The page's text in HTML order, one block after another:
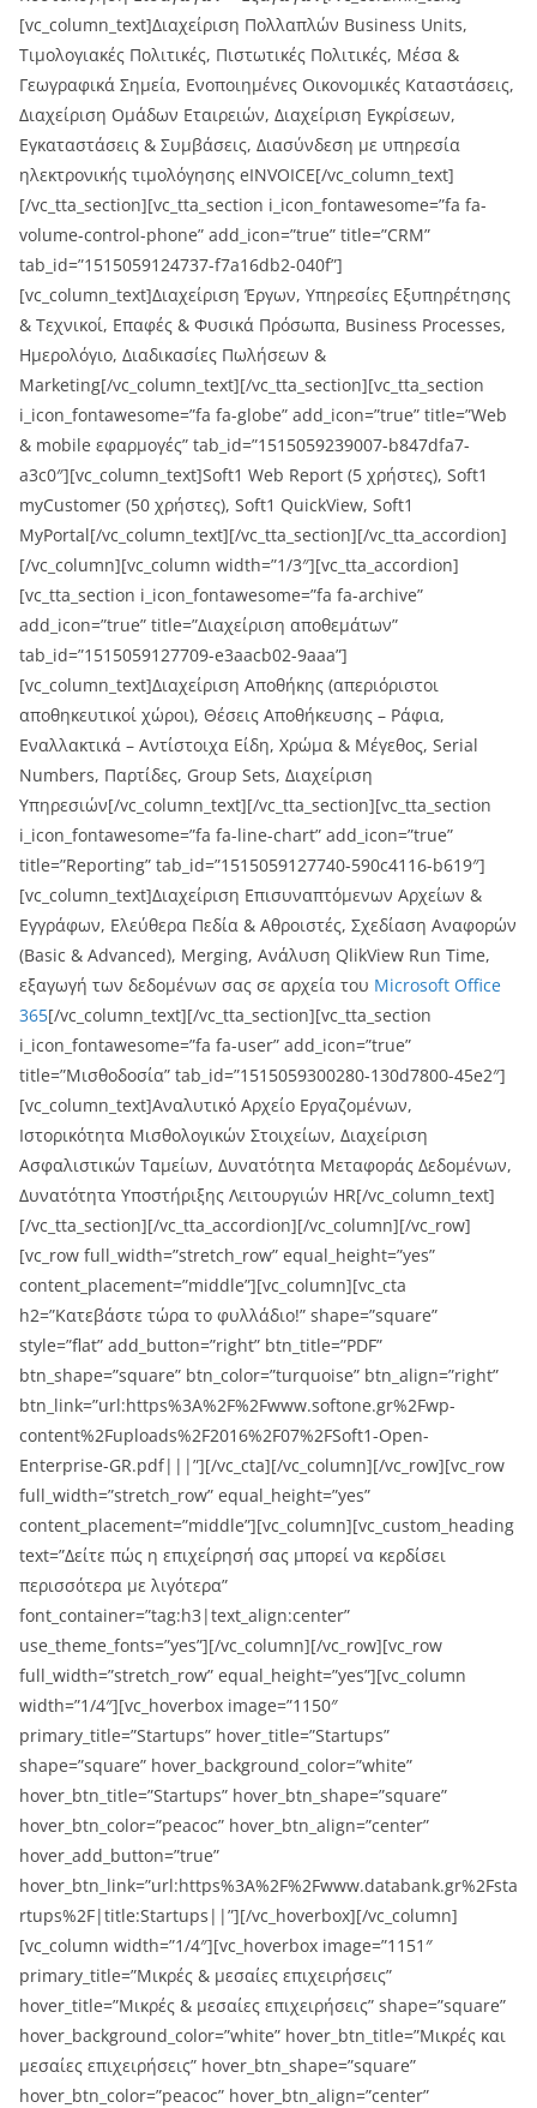
[vc_column_text]Διαχείριση Πολλαπλών Business Units,
Τιμολογιακές Πολιτικές, Πιστωτικές Πολιτικές, Μέσα &
Γεωγραφικά Σημεία, Ενοποιημένες Οικονομικές Καταστάσεις,
Διαχείριση Ομάδων Εταιρειών, Διαχείριση Εγκρίσεων,
Εγκαταστάσεις & Συμβάσεις, Διασύνδεση με υπηρεσία
ηλεκτρονικής τιμολόγησης eINVOICE[/vc_column_text]
[/vc_tta_section][vc_tta_section i_icon_fontawesome=”fa fa-
volume-control-phone” add_icon=”true” title=”CRM”
tab_id=”1515059124737-f7a16db2-040f”]
[vc_column_text]Διαχείριση Έργων, Υπηρεσίες Εξυπηρέτησης
& Τεχνικοί, Επαφές & Φυσικά Πρόσωπα, Business Processes,
Ημερολόγιο, Διαδικασίες Πωλήσεων &
Marketing[/vc_column_text][/vc_tta_section][vc_tta_section
i_icon_fontawesome=”fa fa-globe” add_icon=”true” title=”Web
& mobile εφαρμογές” tab_id=”1515059239007-b847dfa7-
a3c0″][vc_column_text]Soft1 Web Report (5 χρήστες), Soft1
myCustomer (50 χρήστες), Soft1 QuickView, Soft1
MyPortal[/vc_column_text][/vc_tta_section][/vc_tta_accordion]
[/vc_column][vc_column width=”1/3″][vc_tta_accordion]
[vc_tta_section i_icon_fontawesome=”fa fa-archive”
add_icon=”true” title=”Διαχείριση αποθεμάτων”
tab_id=”1515059127709-e3aacb02-9aaa”]
[vc_column_text]Διαχείριση Αποθήκης (απεριόριστοι
αποθηκευτικοί χώροι), Θέσεις Αποθήκευσης – Ράφια,
Εναλλακτικά – Αντίστοιχα Είδη, Χρώμα & Μέγεθος, Serial
Numbers, Παρτίδες, Group Sets, Διαχείριση
Υπηρεσιών[/vc_column_text][/vc_tta_section][vc_tta_section
i_icon_fontawesome=”fa fa-line-chart” add_icon=”true”
title=”Reporting” tab_id=”1515059127740-590c4116-b619″]
[vc_column_text]Διαχείριση Επισυναπτόμενων Αρχείων &
Εγγράφων, Ελεύθερα Πεδία & Αθροιστές, Σχεδίαση Αναφορών
(Basic & Advanced), Merging, Ανάλυση QlikView Run Time,
εξαγωγή των δεδομένων σας σε αρχεία του Microsoft Office
365[/vc_column_text][/vc_tta_section][vc_tta_section
i_icon_fontawesome=”fa fa-user” add_icon=”true”
title=”Μισθοδοσία” tab_id=”1515059300280-130d7800-45e2″]
[vc_column_text]Αναλυτικό Αρχείο Εργαζομένων,
Ιστορικότητα Μισθολογικών Στοιχείων, Διαχείριση
Ασφαλιστικών Ταμείων, Δυνατότητα Μεταφοράς Δεδομένων,
Δυνατότητα Υποστήριξης Λειτουργιών HR[/vc_column_text]
[/vc_tta_section][/vc_tta_accordion][/vc_column][/vc_row]
[vc_row full_width=”stretch_row” equal_height=”yes”
content_placement=”middle”][vc_column][vc_cta
h2=”Κατεβάστε τώρα το φυλλάδιο!” shape=”square”
style=”flat” add_button=”right” btn_title=”PDF”
btn_shape=”square” btn_color=”turquoise” btn_align=”right”
btn_link=”url:https%3A%2F%2Fwww.softone.gr%2Fwp-
content%2Fuploads%2F2016%2F07%2FSoft1-Open-
Enterprise-GR.pdf|||”][/vc_cta][/vc_column][/vc_row][vc_row
full_width=”stretch_row” equal_height=”yes”
content_placement=”middle”][vc_column][vc_custom_heading
text=”Δείτε πώς η επιχείρησή σας μπορεί να κερδίσει
περισσότερα με λιγότερα”
font_container=”tag:h3|text_align:center”
use_theme_fonts=”yes”][/vc_column][/vc_row][vc_row
full_width=”stretch_row” equal_height=”yes”][vc_column
width=”1/4″][vc_hoverbox image=”1150″
primary_title=”Startups” hover_title=”Startups”
shape=”square” hover_background_color=”white”
hover_btn_title=”Startups” hover_btn_shape=”square”
hover_btn_color=”peacoc” hover_btn_align=”center”
hover_add_button=”true”
hover_btn_link=”url:https%3A%2F%2Fwww.databank.gr%2Fsta
rtups%2F|title:Startups||”][/vc_hoverbox][/vc_column]
[vc_column width=”1/4″][vc_hoverbox image=”1151″
primary_title=”Μικρές & μεσαίες επιχειρήσεις”
hover_title=”Μικρές & μεσαίες επιχειρήσεις” shape=”square”
hover_background_color=”white” hover_btn_title=”Μικρές και
μεσαίες επιχειρήσεις” hover_btn_shape=”square”
hover_btn_color=”peacoc” hover_btn_align=”center”